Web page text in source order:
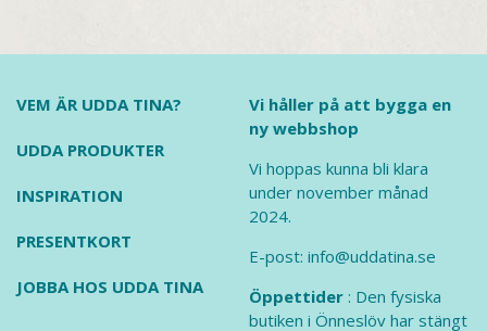
VEM ÄR UDDA TINA?
UDDA PRODUKTER
INSPIRATION
PRESENTKORT
JOBBA HOS UDDA TINA
Vi håller på att bygga en
ny webbshop
Vi hoppas kunna bli klara
under november månad
2024.
E-post: info@uddatina.se
Öppettider : Den fysiska
butiken i Önneslöv har stängt